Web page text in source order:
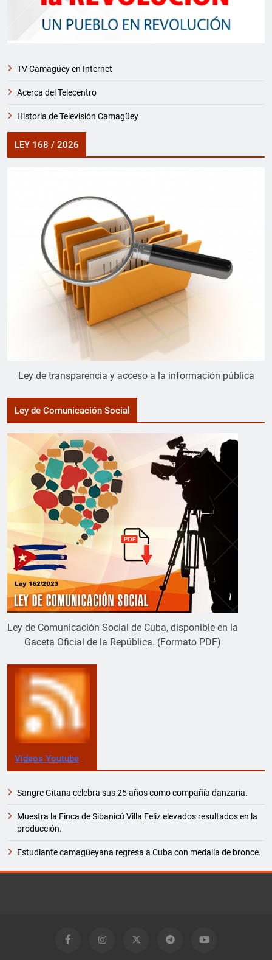
TV Camagüey en Internet
Acerca del Telecentro
Historia de Televisión Camagüey
LEY 168 / 2026
Ley de transparencia y acceso a la información pública
Ley de Comunicación Social
Ley de Comunicación Social de Cuba, disponible en la
Gaceta Oficial de la República. (Formato PDF)
Videos Youtube
Sangre Gitana celebra sus 25 años como compañía danzaria.
Muestra la Finca de Sibanicú Villa Feliz elevados resultados en la
producción.
Estudiante camagüeyana regresa a Cuba con medalla de bronce.